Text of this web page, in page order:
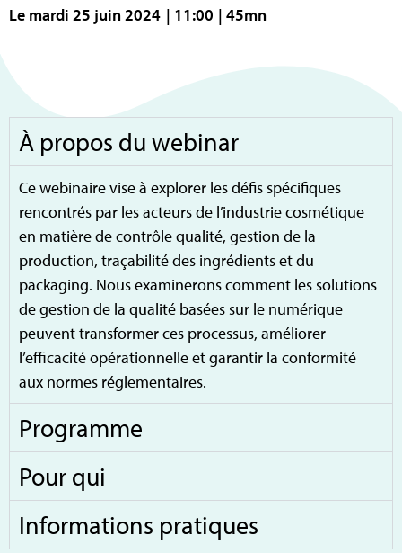
Le mardi 25 juin 2024 | 11:00 | 45mn
À propos du webinar
Ce webinaire vise à explorer les défis spécifiques
rencontrés par les acteurs de l’industrie cosmétique
en matière de contrôle qualité, gestion de la
production, traçabilité des ingrédients et du
packaging. Nous examinerons comment les solutions
de gestion de la qualité basées sur le numérique
peuvent transformer ces processus, améliorer
l’efficacité opérationnelle et garantir la conformité
aux normes réglementaires.
Programme
Pour qui
Informations pratiques